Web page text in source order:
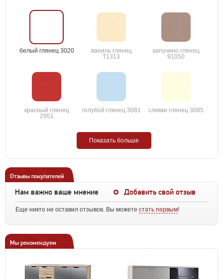
белый глянец 3020
ваниль глянец
T1313
капучино глянец
91050
красный глянец
2951
голубой глянец 3081 сливки глянец 3085
Показать больше
Отзывы покупателей
Нам важно ваше мнение Добавить свой отзыв
Еще никто не оставил отзывов. Вы можете стать первым!
Мы рекомендуем